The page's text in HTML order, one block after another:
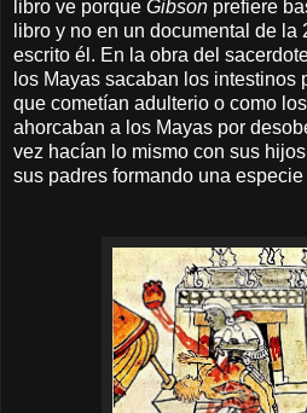
libro ve porque Gibson prefiere
libro y no en un documental de la
escrito él. En la obra del
los Mayas sacaban los
que cometían adulterio o como
ahorcaban a los Mayas por
vez hacían lo mismo con sus
sus padres formando una